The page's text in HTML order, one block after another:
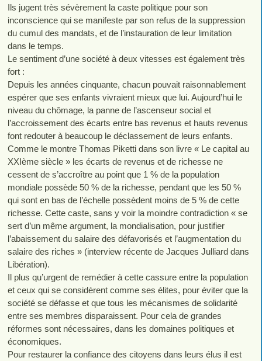
Ils jugent très sévèrement la caste politique pour son
inconscience qui se manifeste par son refus de la suppression
du cumul des mandats, et de l’instauration de leur limitation
dans le temps.
Le sentiment d’une société à deux vitesses est également très
fort :
Depuis les années cinquante, chacun pouvait raisonnablement
espérer que ses enfants vivraient mieux que lui. Aujourd’hui le
niveau du chômage, la panne de l’ascenseur social et
l’accroissement des écarts entre bas revenus et hauts revenus
font redouter à beaucoup le déclassement de leurs enfants.
Comme le montre Thomas Piketti dans son livre « Le capital au
XXIème siècle » les écarts de revenus et de richesse ne
cessent de s’accroître au point que 1 % de la population
mondiale possède 50 % de la richesse, pendant que les 50 %
qui sont en bas de l’échelle possèdent moins de 5 % de cette
richesse. Cette caste, sans y voir la moindre contradiction « se
sert d’un même argument, la mondialisation, pour justifier
l’abaissement du salaire des défavorisés et l’augmentation du
salaire des riches » (interview récente de Jacques Julliard dans
Libération).
Il plus qu’urgent de remédier à cette cassure entre la population
et ceux qui se considèrent comme ses élites, pour éviter que la
société se défasse et que tous les mécanismes de solidarité
entre ses membres disparaissent. Pour cela de grandes
réformes sont nécessaires, dans les domaines politiques et
économiques.
Pour restaurer la confiance des citoyens dans leurs élus il est